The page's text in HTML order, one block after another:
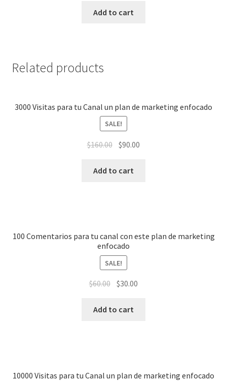
Add to cart
Related products
3000 Visitas para tu Canal un plan de marketing enfocado
SALE!
$160.00 $90.00
Add to cart
100 Comentarios para tu canal con este plan de marketing
enfocado
SALE!
$60.00 $30.00
Add to cart
10000 Visitas para tu Canal un plan de marketing enfocado